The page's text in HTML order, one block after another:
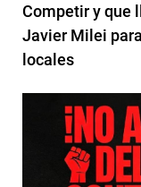
Competir y que
Javier Milei
locales